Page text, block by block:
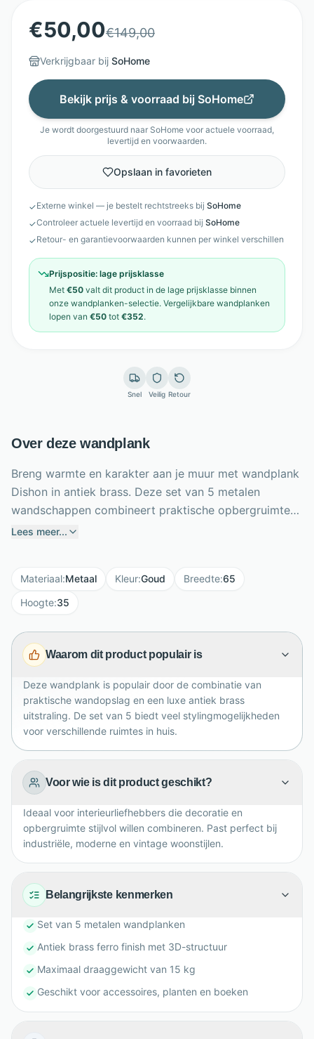
€50,00€149,00
Verkrijgbaar bij SoHome
Bekijk prijs & voorraad bij SoHome
Je wordt doorgestuurd naar SoHome voor actuele voorraad,
levertijd en voorwaarden.
Opslaan in favorieten
✓Externe winkel — je bestelt rechtstreeks bij SoHome
✓Controleer actuele levertijd en voorraad bij SoHome
✓Retour- en garantievoorwaarden kunnen per winkel verschillen
Prijspositie: lage prijsklasse
Met €50 valt dit product in de lage prijsklasse binnen
onze wandplanken-selectie. Vergelijkbare wandplanken
lopen van €50 tot €352.
Snel Veilig Retour
Over deze wandplank
Breng warmte en karakter aan je muur met wandplank
Dishon in antiek brass. Deze set van 5 metalen
wandschappen combineert praktische opbergruimte
met een stijlvolle industriële uitstraling. De
sfeer toevoegen aan je interieur. Met een breedte van
65 cm, hoogte van 35 cm en diepte van 18 cm is deze
planten, boeken of decoratie. Dankzij het maximale
draaggewicht van 15 kg creëer je eenvoudig een
keuken of slaapkamer met tijdloze brons antieke
elegantie.
Lees meer...
Materiaal:Metaal Kleur:Goud Breedte:65
Hoogte:35
Waarom dit product populair is
Deze wandplank is populair door de combinatie van
praktische wandopslag en een luxe antiek brass
uitstraling. De set van 5 biedt veel stylingmogelijkheden
voor verschillende ruimtes in huis.
Voor wie is dit product geschikt?
Ideaal voor interieurliefhebbers die decoratie en
opbergruimte stijlvol willen combineren. Past perfect bij
industriële, moderne en vintage woonstijlen.
Belangrijkste kenmerken
Set van 5 metalen wandplanken
Antiek brass ferro finish met 3D-structuur
Maximaal draaggewicht van 15 kg
Geschikt voor accessoires, planten en boeken